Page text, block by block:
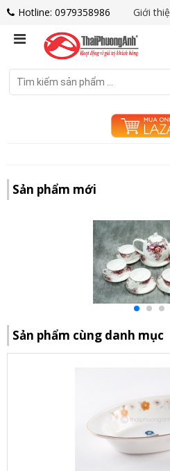
Hotline: 0979358986 Giới
Sản phẩm mới
Sản phẩm cùng danh mục